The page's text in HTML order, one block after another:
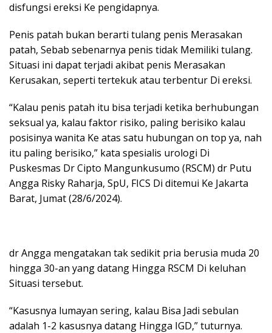
disfungsi ereksi Ke pengidapnya.
Penis patah bukan berarti tulang penis Merasakan
patah, Sebab sebenarnya penis tidak Memiliki tulang.
Situasi ini dapat terjadi akibat penis Merasakan
Kerusakan, seperti tertekuk atau terbentur Di ereksi.
“Kalau penis patah itu bisa terjadi ketika berhubungan
seksual ya, kalau faktor risiko, paling berisiko kalau
posisinya wanita Ke atas satu hubungan on top ya, nah
itu paling berisiko,” kata spesialis urologi Di
Puskesmas Dr Cipto Mangunkusumo (RSCM) dr Putu
Angga Risky Raharja, SpU, FICS Di ditemui Ke Jakarta
Barat, Jumat (28/6/2024).
dr Angga mengatakan tak sedikit pria berusia muda 20
hingga 30-an yang datang Hingga RSCM Di keluhan
Situasi tersebut.
“Kasusnya lumayan sering, kalau Bisa Jadi sebulan
adalah 1-2 kasusnya datang Hingga IGD,” tuturnya.